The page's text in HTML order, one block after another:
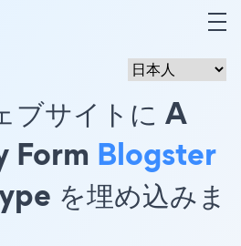
ブサイトに A
Form Blogster
を埋め込みま